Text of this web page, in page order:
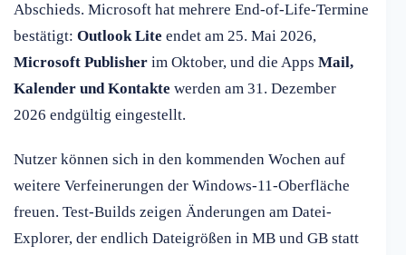
Abschieds. Microsoft hat mehrere End-of-Life-Termine
bestätigt: Outlook Lite endet am 25. Mai 2026,
Microsoft Publisher im Oktober, und die Apps Mail,
Kalender und Kontakte werden am 31. Dezember
2026 endgültig eingestellt.
Nutzer können sich in den kommenden Wochen auf
weitere Verfeinerungen der Windows-11-Oberfläche
freuen. Test-Builds zeigen Änderungen am Datei-
Explorer, der endlich Dateigrößen in MB und GB statt